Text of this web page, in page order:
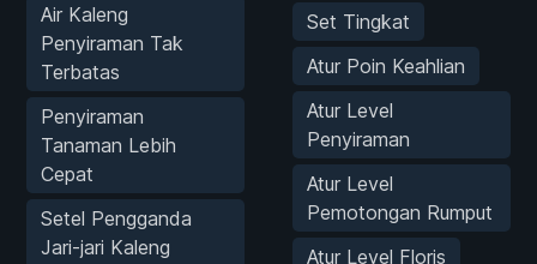
Air Kaleng
Penyiraman Tak
Terbatas
Penyiraman
Tanaman Lebih
Cepat
Setel Pengganda
Jari-jari Kaleng
Set Tingkat
Atur Poin Keahlian
Atur Level
Penyiraman
Atur Level
Pemotongan Rumput
Atur Level Floris